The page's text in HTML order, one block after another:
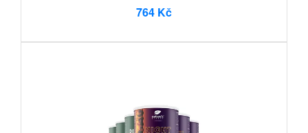
764 Kč